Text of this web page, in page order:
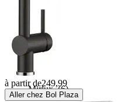
Mexen
Mirlux(6)
à partir de249,99
Aller chez Bol Plaza